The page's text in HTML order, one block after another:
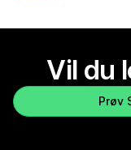
Vil du
Prøv